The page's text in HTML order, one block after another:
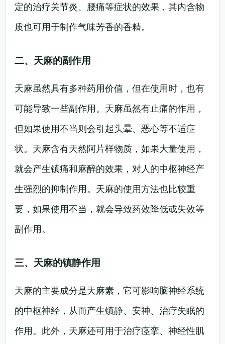
定的治疗关节炎、腰痛等症状的效果，其内含物
质也可用于制作气味芳香的香精。
二、天麻的副作用
天麻虽然具有多种药用价值，但在使用时，也有
可能导致一些副作用。天麻虽然有止痛的作用，
但如果使用不当则会引起头晕、恶心等不适症
状。天麻含有天然阿片样物质，如果大量使用，
就会产生镇痛和麻醉的效果，对人的中枢神经产
生强烈的抑制作用。天麻的使用方法也比较重
要，如果使用不当，就会导致药效降低或失效等
副作用。
三、天麻的镇静作用
天麻的主要成分是天麻素，它可影响脑神经系统
的中枢神经，从而产生镇静、安神、治疗失眠的
作用。此外，天麻还可用于治疗痉挛、神经性肌